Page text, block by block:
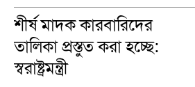
শীর্ষ মাদক কারবারিদের
তালিকা প্রস্তুত করা হচ্ছে:
স্বরাষ্ট্রমন্ত্রী